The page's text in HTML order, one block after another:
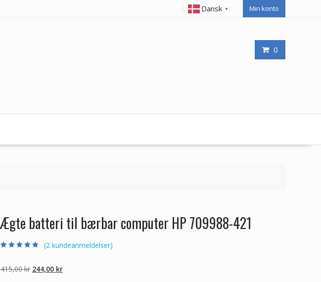
Dansk ▼ Min konto
0
Ægte batteri til bærbar computer HP 709988-421
baseret på
kundebedømme
(2 kundeanmeldelser)
415,00kr Den
244,00 krDen